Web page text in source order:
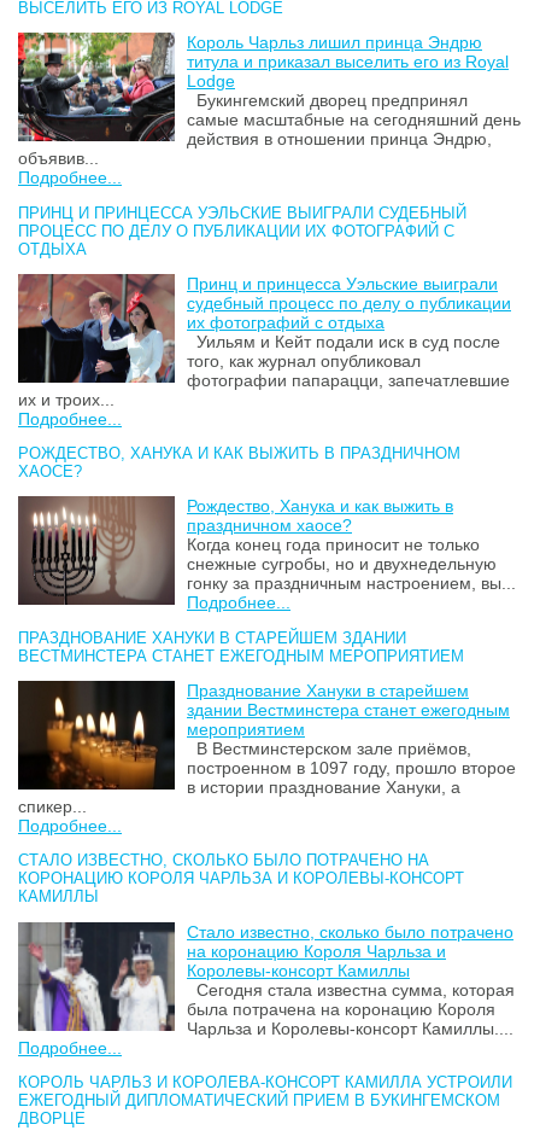
ВЫСЕЛИТЬ ЕГО ИЗ ROYAL LODGE
Король Чарльз лишил принца Эндрю
титула и приказал выселить его из Royal
Lodge
Букингемский дворец предпринял
самые масштабные на сегодняшний день
действия в отношении принца Эндрю,
объявив...
Подробнее...
ПРИНЦ И ПРИНЦЕССА УЭЛЬСКИЕ ВЫИГРАЛИ СУДЕБНЫЙ
ПРОЦЕСС ПО ДЕЛУ О ПУБЛИКАЦИИ ИХ ФОТОГРАФИЙ С
ОТДЫХА
Принц и принцесса Уэльские выиграли
судебный процесс по делу о публикации
их фотографий с отдыха
Уильям и Кейт подали иск в суд после
того, как журнал опубликовал
фотографии папарацци, запечатлевшие
их и троих...
Подробнее...
РОЖДЕСТВО, ХАНУКА И КАК ВЫЖИТЬ В ПРАЗДНИЧНОМ
ХАОСЕ?
Рождество, Ханука и как выжить в
праздничном хаосе?
Когда конец года приносит не только
снежные сугробы, но и двухнедельную
гонку за праздничным настроением, вы...
Подробнее...
ПРАЗДНОВАНИЕ ХАНУКИ В СТАРЕЙШЕМ ЗДАНИИ
ВЕСТМИНСТЕРА СТАНЕТ ЕЖЕГОДНЫМ МЕРОПРИЯТИЕМ
Празднование Хануки в старейшем
здании Вестминстера станет ежегодным
мероприятием
В Вестминстерском зале приёмов,
построенном в 1097 году, прошло второе
в истории празднование Хануки, а
спикер...
Подробнее...
СТАЛО ИЗВЕСТНО, СКОЛЬКО БЫЛО ПОТРАЧЕНО НА
КОРОНАЦИЮ КОРОЛЯ ЧАРЛЬЗА И КОРОЛЕВЫ-КОНСОРТ
КАМИЛЛЫ
Стало известно, сколько было потрачено
на коронацию Короля Чарльза и
Королевы-консорт Камиллы
Сегодня стала известна сумма, которая
была потрачена на коронацию Короля
Чарльза и Королевы-консорт Камиллы....
Подробнее...
КОРОЛЬ ЧАРЛЬЗ И КОРОЛЕВА-КОНСОРТ КАМИЛЛА УСТРОИЛИ
ЕЖЕГОДНЫЙ ДИПЛОМАТИЧЕСКИЙ ПРИЕМ В БУКИНГЕМСКОМ
ДВОРЦЕ